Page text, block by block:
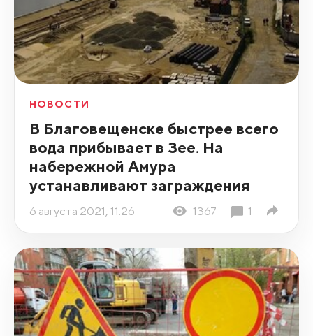
НОВОСТИ
В Благовещенске быстрее всего
вода прибывает в Зее. На
набережной Амура
устанавливают заграждения
6 августа 2021, 11:26 1367 1